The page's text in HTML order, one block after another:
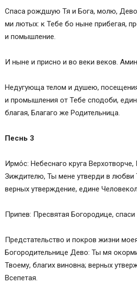
Спaса рождшую Тя и Бога, молю,
ми лютых: к Тебе бо ныне прибегaя,
и помышление.
И ныне и присно и во веки веков.
Недугующа телом и душею,
и промышления от Тебе сподоби,
благая, Благaго же Родительница.
Песнь 3
Ирмо́с: Небеснаго круга
Зиждителю, Ты мене утверди в любви
верных утверждение, едине
Припев: Пресвятая Богородице, спаси
Предстaтельство и покров жизни
Богородительнице Дево: Ты мя
Твоему, благих виновна; верных
Всепетая.